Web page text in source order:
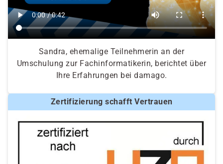
Sandra, ehemalige Teilnehmerin an der
Umschulung zur Fachinformatikerin, berichtet über
Ihre Erfahrungen bei damago.
Zertifizierung schafft Vertrauen